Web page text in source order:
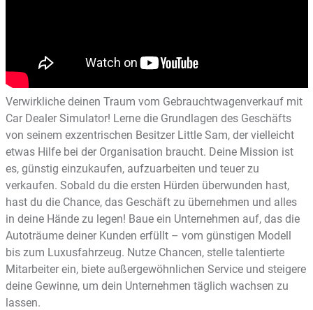
Verwirkliche deinen Traum vom Gebrauchtwagenverkauf mit
Car Dealer Simulator! Lerne die Grundlagen des Geschäfts
von seinem exzentrischen Besitzer Little Sam, der vielleicht
etwas Hilfe bei der Organisation braucht. Deine Mission ist
es, günstig einzukaufen, aufzuarbeiten und teuer zu
verkaufen. Sobald du die ersten Hürden überwunden hast,
hast du die Chance, das Geschäft zu übernehmen und alles
in deine Hände zu legen! Baue ein Unternehmen auf, das die
Autoträume deiner Kunden erfüllt – vom günstigen Modell
bis zum Luxusfahrzeug. Nutze Chancen, stelle talentierte
Mitarbeiter ein, biete außergewöhnlichen Service und steigere
deine Gewinne, um dein Unternehmen täglich wachsen zu
lassen.